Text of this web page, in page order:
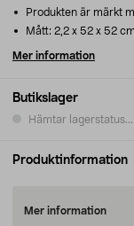
Butikslager
Hämtar lagerstatus...
Produkten är märkt
Mått: 2,2 x 52 x 52
Mer information
Produktinformation
Mer information